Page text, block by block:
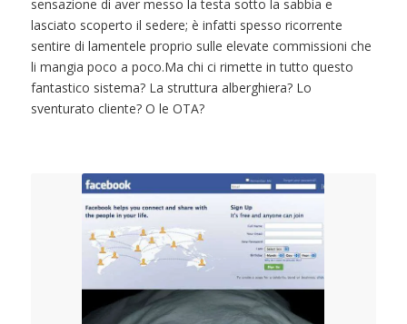
sensazione di aver messo la testa sotto la sabbia e
lasciato scoperto il sedere; è infatti spesso ricorrente
sentire di lamentele proprio sulle elevate commissioni che
li mangia poco a poco.Ma chi ci rimette in tutto questo
fantastico sistema? La struttura alberghiera? Lo
sventurato cliente? O le OTA?